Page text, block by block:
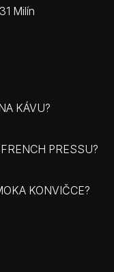
Milín
KÁVU?
PRESSU?
KONVIČCE?